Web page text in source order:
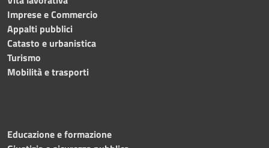
Imprese e Commercio
Appalti pubblici
Catasto e urbanistica
Turismo
Mobilità e trasporti
Educazione e formazione